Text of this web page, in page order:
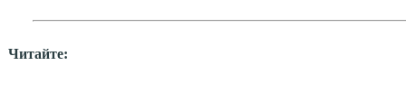
Читайте: